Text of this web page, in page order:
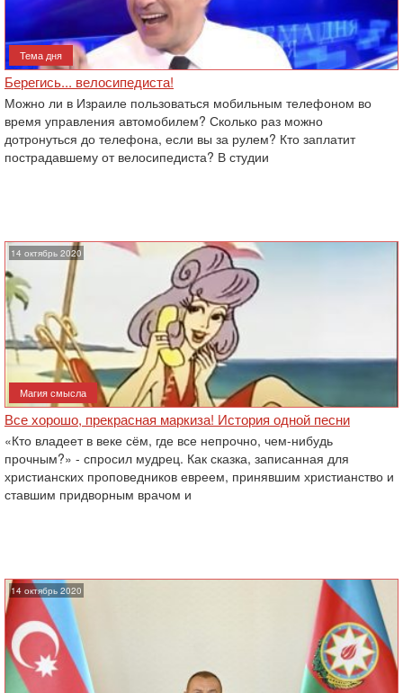
Тема дня
Берегись... велосипедиста!
Можно ли в Израиле пользоваться мобильным телефоном во
время управления автомобилем? Сколько раз можно
дотронуться до телефона, если вы за рулем? Кто заплатит
пострадавшему от велосипедиста? В студии
14 октябрь 2020
Магия смысла
Все хорошо, прекрасная маркиза! История одной песни
«Кто владеет в веке сём, где все непрочно, чем-нибудь
прочным?» - спросил мудрец. Как сказка, записанная для
христианских проповедников евреем, принявшим христианство и
ставшим придворным врачом и
14 октябрь 2020